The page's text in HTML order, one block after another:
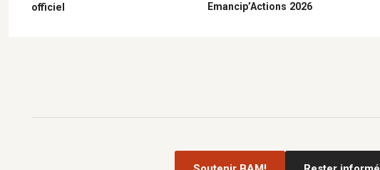
officiel
Emancip’Actions 2026